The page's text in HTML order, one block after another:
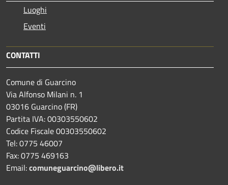
Luoghi
Eventi
CONTATTI
Comune di Guarcino
Via Alfonso Milani n. 1
03016 Guarcino (FR)
Partita IVA: 00303550602
Codice Fiscale 00303550602
Tel: 0775 46007
Fax: 0775 469163
Email:comuneguarcino@libero.it